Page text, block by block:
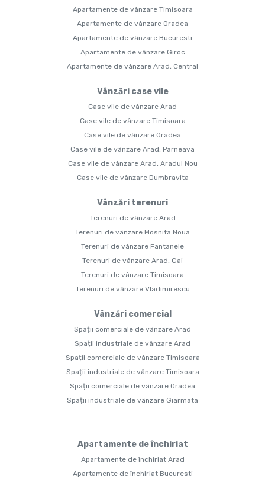
Apartamente de vânzare Timisoara
Apartamente de vânzare Oradea
Apartamente de vânzare Bucuresti
Apartamente de vânzare Giroc
Apartamente de vânzare Arad, Central
Vânzări case vile
Case vile de vânzare Arad
Case vile de vânzare Timisoara
Case vile de vânzare Oradea
Case vile de vânzare Arad, Parneava
Case vile de vânzare Arad, Aradul Nou
Case vile de vânzare Dumbravita
Vânzări terenuri
Terenuri de vânzare Arad
Terenuri de vânzare Mosnita Noua
Terenuri de vânzare Fantanele
Terenuri de vânzare Arad, Gai
Terenuri de vânzare Timisoara
Terenuri de vânzare Vladimirescu
Vânzări comercial
Spații comerciale de vânzare Arad
Spații industriale de vânzare Arad
Spații comerciale de vânzare Timisoara
Spații industriale de vânzare Timisoara
Spații comerciale de vânzare Oradea
Spații industriale de vânzare Giarmata
Apartamente de închiriat
Apartamente de închiriat Arad
Apartamente de închiriat Bucuresti